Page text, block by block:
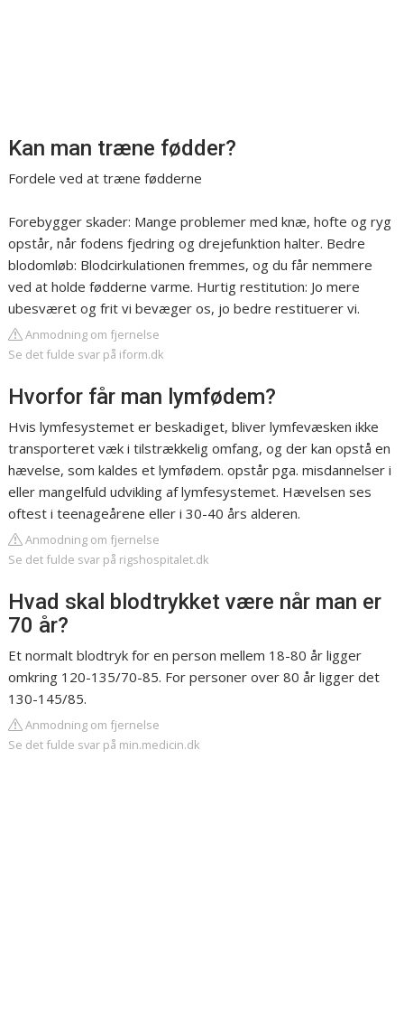
Kan man træne fødder?
Fordele ved at træne fødderne
Forebygger skader: Mange problemer med knæ, hofte og ryg
opstår, når fodens fjedring og drejefunktion halter. Bedre
blodomløb: Blodcirkulationen fremmes, og du får nemmere
ved at holde fødderne varme. Hurtig restitution: Jo mere
ubesværet og frit vi bevæger os, jo bedre restituerer vi.
Anmodning om fjernelse
Se det fulde svar på iform.dk
Hvorfor får man lymfødem?
Hvis lymfesystemet er beskadiget, bliver lymfevæsken ikke
transporteret væk i tilstrækkelig omfang, og der kan opstå en
hævelse, som kaldes et lymfødem. opstår pga. misdannelser i
eller mangelfuld udvikling af lymfesystemet. Hævelsen ses
oftest i teenageårene eller i 30-40 års alderen.
Anmodning om fjernelse
Se det fulde svar på rigshospitalet.dk
Hvad skal blodtrykket være når man er
70 år?
Et normalt blodtryk for en person mellem 18-80 år ligger
omkring 120-135/70-85. For personer over 80 år ligger det
130-145/85.
Anmodning om fjernelse
Se det fulde svar på min.medicin.dk